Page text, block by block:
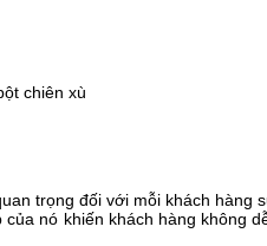
chiên xù
trọng đối với mỗi khách hàng
nó khiến khách hàng không